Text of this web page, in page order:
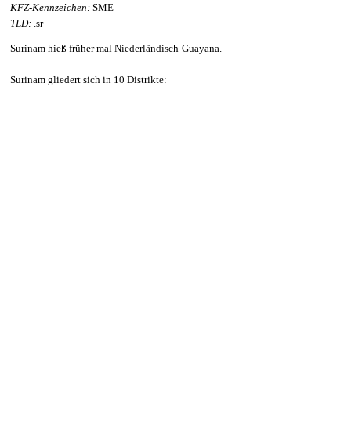
KFZ-Kennzeichen: SME
TLD: .sr
Surinam hieß früher mal Niederländisch-Guayana.
Surinam gliedert sich in 10 Distrikte: